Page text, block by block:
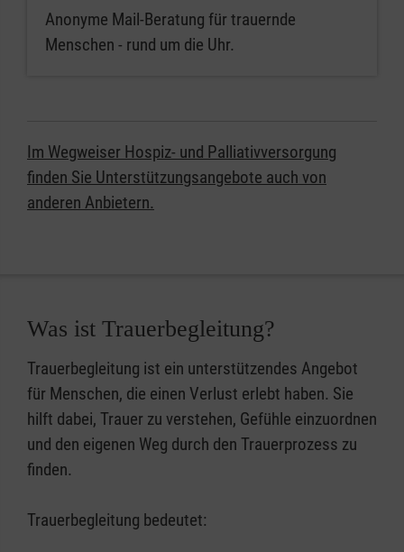
Anonyme Mail-Beratung für trauernde
Menschen - rund um die Uhr.
Im Wegweiser Hospiz- und Palliativversorgung
finden Sie Unterstützungsangebote auch von
anderen Anbietern.
Was ist Trauerbegleitung?
Trauerbegleitung ist ein unterstützendes Angebot
für Menschen, die einen Verlust erlebt haben. Sie
hilft dabei, Trauer zu verstehen, Gefühle einzuordnen
und den eigenen Weg durch den Trauerprozess zu
finden.
Trauerbegleitung bedeutet: